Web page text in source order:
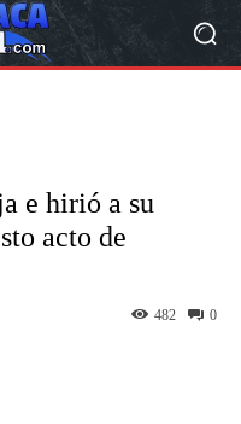
e hirió a su
acto de
0
482